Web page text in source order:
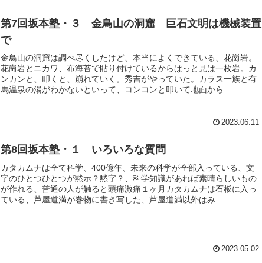
第7回坂本塾・３ 金鳥山の洞窟 巨石文明は機械装置
で
金鳥山の洞窟は調べ尽くしたけど、本当によくできている、花崗岩。
花崗岩とニカワ、布海苔で貼り付けているからぱっと見は一枚岩。カ
ンカンと、叩くと、崩れていく。秀吉がやっていた。カラス一族と有
馬温泉の湯がわかないといって、コンコンと叩いて地面から...
2023.06.11
第8回坂本塾・１ いろいろな質問
カタカムナは全て科学、400億年、未来の科学が全部入っている、文
字のひとつひとつが黙示？黙字？、科学知識があれば素晴らしいもの
が作れる、普通の人が触ると頭痛激痛１ヶ月カタカムナは石板に入っ
ている、芦屋道満が巻物に書き写した、芦屋道満以外はみ...
2023.05.02